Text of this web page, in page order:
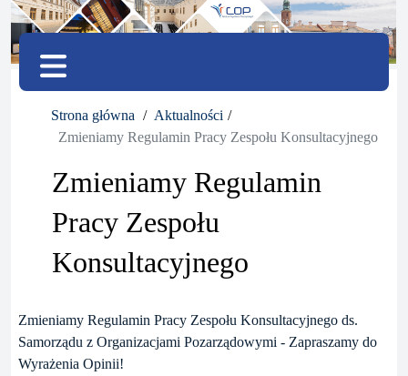
czcionkę
czcionkę
Menu
Strona główna
Aktualności
Zmieniamy Regulamin Pracy Zespołu Konsultacyjnego
Zmieniamy Regulamin
Pracy Zespołu
Konsultacyjnego
Zmieniamy Regulamin Pracy Zespołu Konsultacyjnego ds.
Samorządu z Organizacjami Pozarządowymi - Zapraszamy do
Wyrażenia Opinii!